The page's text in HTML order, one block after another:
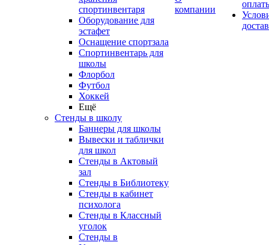
спортинвентаря
Оборудование для
эстафет
Оснащение спортзала
Спортинвентарь для
школы
Флорбол
Футбол
Хоккей
Ещё
Стенды в школу
Баннеры для школы
Вывески и таблички
для школ
Стенды в Актовый
зал
Стенды в Библиотеку
Стенды в кабинет
психолога
Стенды в Классный
уголок
Стенды в
компании